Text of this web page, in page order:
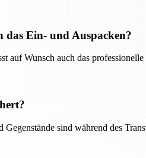
Ein- und Auspacken?
auf Wunsch auch das
sind während des